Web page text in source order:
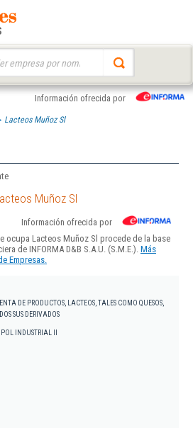
Información ofrecida por
Lacteos Muñoz Sl
Muñoz Sl
Información ofrecida por
ocupa Lacteos Muñoz Sl procede de la base
de INFORMA D&B S.A.U. (S.M.E.). Más
Empresas.
DE PRODUCTOS, LACTEOS, TALES COMO QUESOS,
SUS DERIVADOS
INDUSTRIAL II